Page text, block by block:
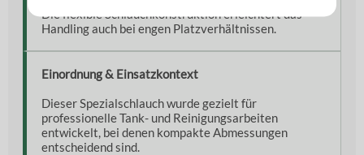
Die flexible Schlauchkonstruktion erleichtert das
Handling auch bei engen Platzverhältnissen.
Einordnung & Einsatzkontext
Dieser Spezialschlauch wurde gezielt für
professionelle Tank- und Reinigungsarbeiten
entwickelt, bei denen kompakte Abmessungen
entscheidend sind.